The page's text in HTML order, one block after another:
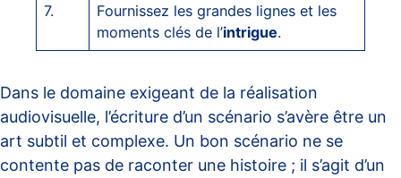
7.
Fournissez les grandes lignes et les
moments clés de l’intrigue.
Dans le domaine exigeant de la réalisation
audiovisuelle, l’écriture d’un scénario s’avère être un
art subtil et complexe. Un bon scénario ne se
contente pas de raconter une histoire ; il s’agit d’un